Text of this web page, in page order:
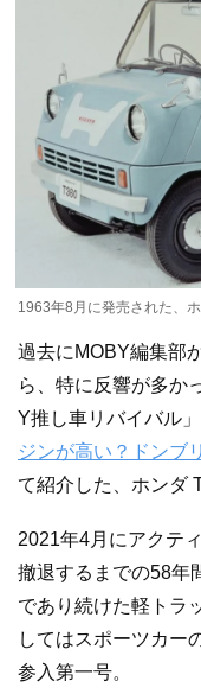
1963年8月に発売された、
過去にMOBY編集部
ら、特に反響が多か
Y推し車リバイバル
ジンが高い？ドンブ
て紹介した、ホンダ
2021年4月にアクテ
撤退するまでの58年
であり続けた軽トラ
してはスポーツカー
参入第一号。